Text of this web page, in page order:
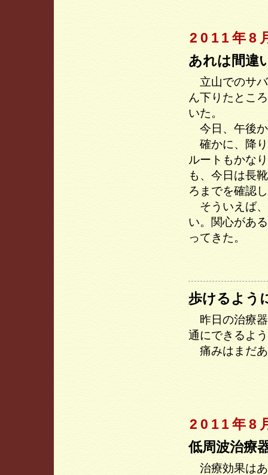
2011年8
あれは間違
立山でのサバ
ん下りたとこ
いた。
今日、午後か
確かに、降り
ルートもかな
も、今日は長
ろまでを確認
そういえば、
い。関心があ
ってきた。
歩けるよう
昨日の治療器
通にできるよ
痛みはまだ
2011年8
低周波治療
治療効果はあ